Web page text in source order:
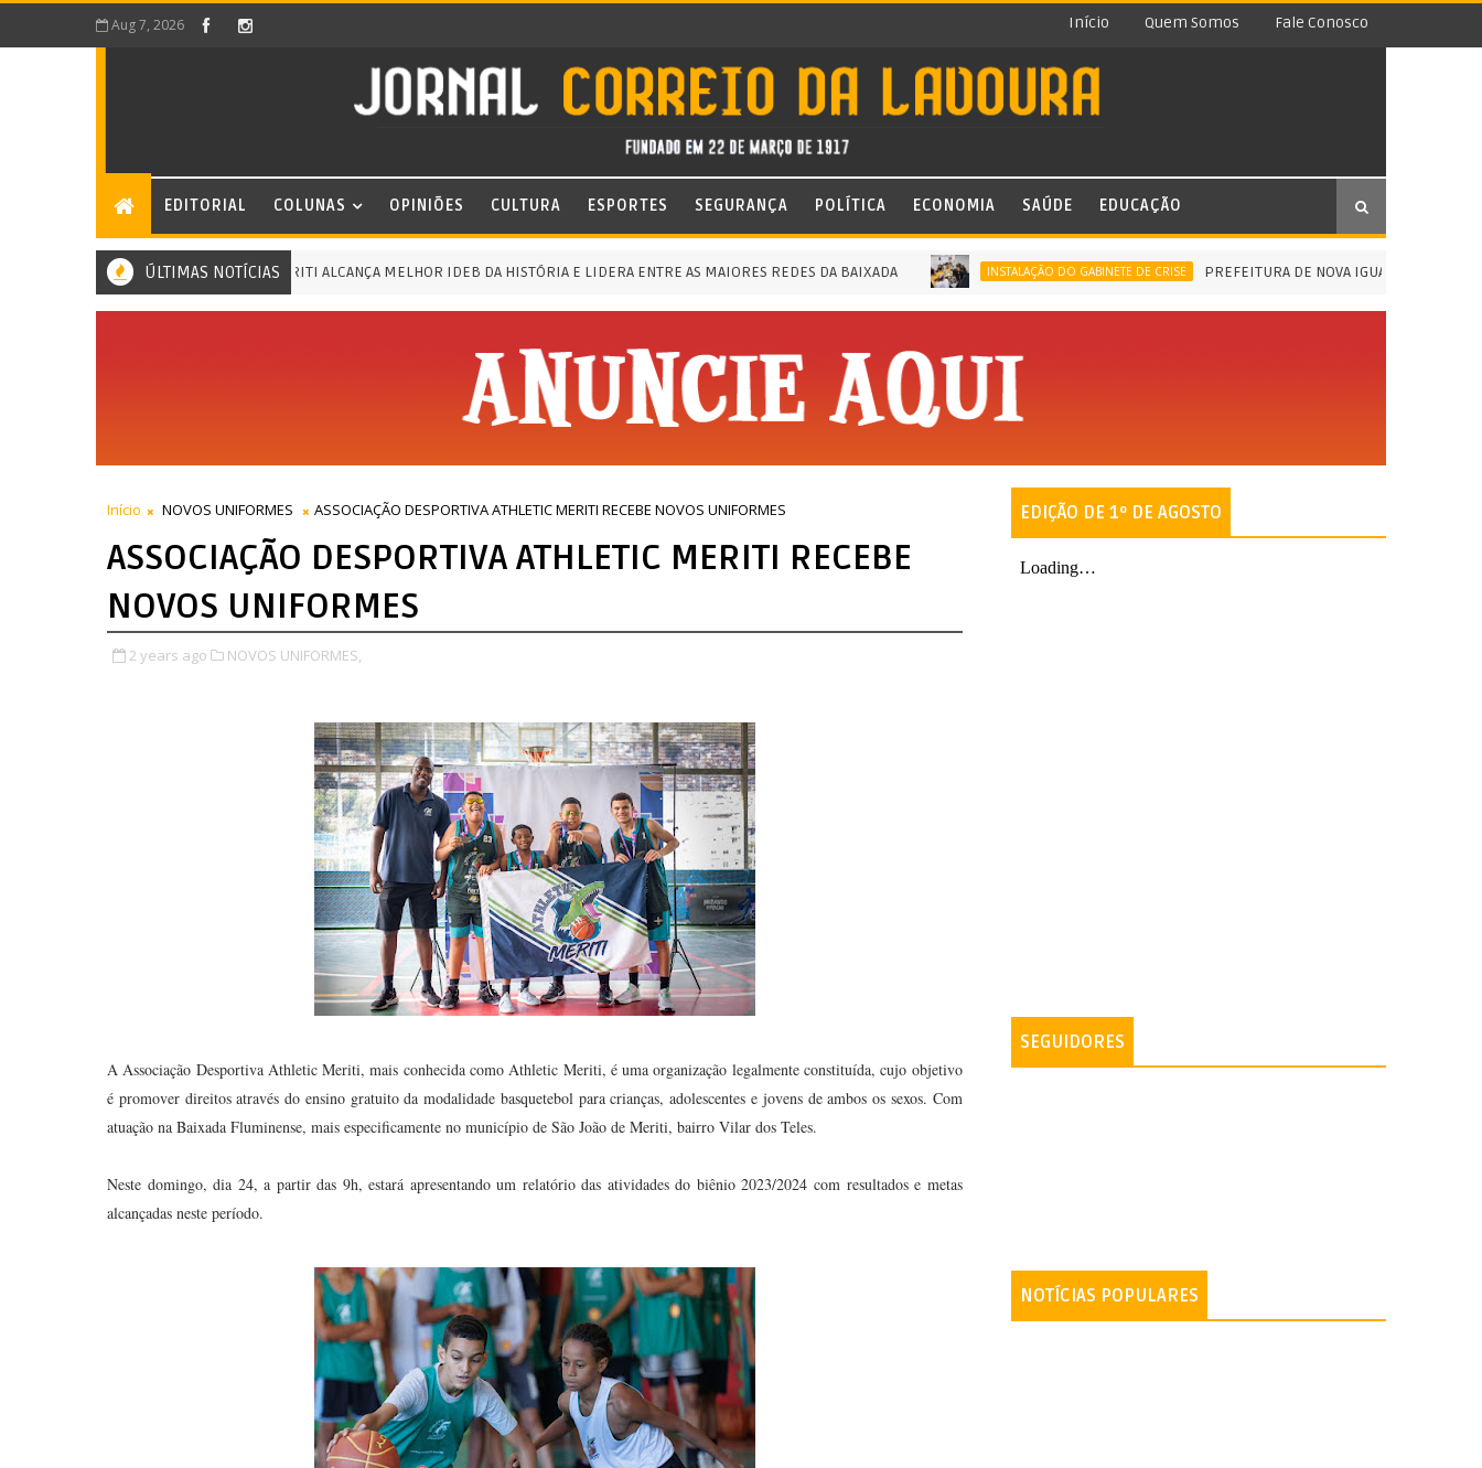
Aug 7, 2026 Início Quem Somos Fale Conosco
EDITORIAL COLUNAS OPINIÕES CULTURA ESPORTES SEGURANÇA POLÍTICA ECONOMIA SAÚDE EDUCAÇÃO
ÚLTIMAS NOTÍCIAS
HISTÓRIA DE MERITI EDUCAÇÃO DE MERITI ALCANÇA MELHOR IDEB DA HISTÓRIA E LIDERA ENTRE AS MAIORES REDES DA BAIXADA INSTALAÇÃO DO GABINETE DE CRISE PREFEITURA DE NOVA IGUAÇU INSTALA
Início NOVOS UNIFORMES ASSOCIAÇÃO DESPORTIVA ATHLETIC MERITI RECEBE NOVOS UNIFORMES
ASSOCIAÇÃO DESPORTIVA ATHLETIC MERITI RECEBE
NOVOS UNIFORMES
2 years ago NOVOS UNIFORMES,
A Associação Desportiva Athletic Meriti, mais conhecida como Athletic Meriti, é uma organização legalmente constituída, cujo objetivo
é promover direitos através do ensino gratuito da modalidade basquetebol para crianças, adolescentes e jovens de ambos os sexos. Com
atuação na Baixada Fluminense, mais especificamente no município de São João de Meriti, bairro Vilar dos Teles.
Neste domingo, dia 24, a partir das 9h, estará apresentando um relatório das atividades do biênio 2023/2024 com resultados e metas
alcançadas neste período.
EDIÇÃO DE 1º DE AGOSTO
SEGUIDORES
NOTÍCIAS POPULARES